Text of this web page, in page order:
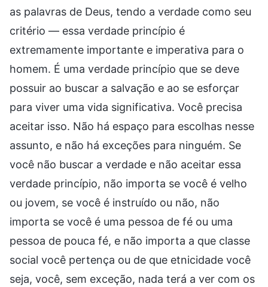
as palavras de Deus, tendo a verdade como seu
critério — essa verdade princípio é
extremamente importante e imperativa para o
homem. É uma verdade princípio que se deve
possuir ao buscar a salvação e ao se esforçar
para viver uma vida significativa. Você precisa
aceitar isso. Não há espaço para escolhas nesse
assunto, e não há exceções para ninguém. Se
você não buscar a verdade e não aceitar essa
verdade princípio, não importa se você é velho
ou jovem, se você é instruído ou não, não
importa se você é uma pessoa de fé ou uma
pessoa de pouca fé, e não importa a que classe
social você pertença ou de que etnicidade você
seja, você, sem exceção, nada terá a ver com os